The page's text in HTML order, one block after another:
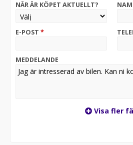
12 541 mil (Växellådsolja)
13 326 mil
NÄR ÄR KÖPET AKTUELLT?
E-POST *
MEDDELANDE
Visa fler